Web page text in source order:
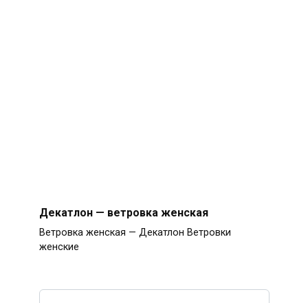
Декатлон — ветровка женская
Ветровка женская — Декатлон Ветровки
женские